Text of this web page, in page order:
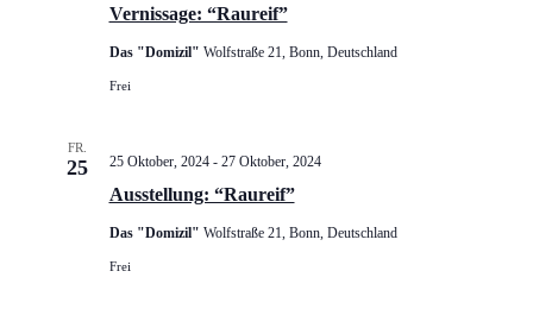
Vernissage: “Raureif”
Das "Domizil" Wolfstraße 21, Bonn, Deutschland
Frei
FR.
25
Ausstellung: “Raureif”
25 Oktober, 2024- 27 Oktober, 2024
Das "Domizil" Wolfstraße 21, Bonn, Deutschland
Frei